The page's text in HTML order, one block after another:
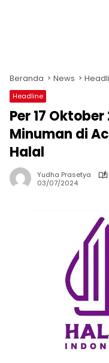
Beranda News
Headline
Per 17
Minuman di
Halal
Yudha Prasetya
03/07/2024